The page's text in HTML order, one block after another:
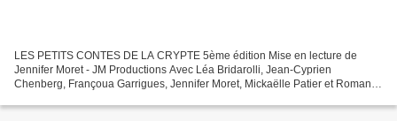
LES PETITS CONTES DE LA CRYPTE 5ème édition Mise en lecture de
Jennifer Moret - JM Productions Avec Léa Bridarolli, Jean-Cyprien
Chenberg, Françoua Garrigues, Jennifer Moret, Mickaëlle Patier et Romane